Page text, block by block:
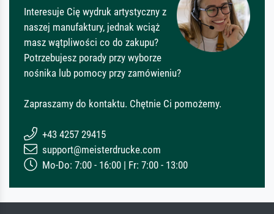
Interesuje Cię wydruk artystyczny z
naszej manufaktury, jednak wciąż
masz wątpliwości co do zakupu?
Potrzebujesz porady przy wyborze
nośnika lub pomocy przy zamówieniu?
Zapraszamy do kontaktu. Chętnie Ci pomożemy.
+43 4257 29415
support@meisterdrucke.com
Mo-Do: 7:00 - 16:00 | Fr: 7:00 - 13:00